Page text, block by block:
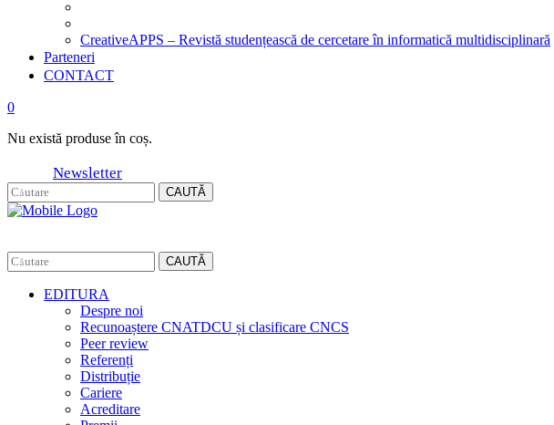
CreativeAPPS – Revistă studențească de cercetare în informatică multidisciplinară
Parteneri
CONTACT
0
Nu există produse în coș.
Newsletter
CAUTĂ
CAUTĂ
EDITURA
Despre noi
Recunoaștere CNATDCU și clasificare CNCS
Peer review
Referenți
Distribuție
Cariere
Acreditare